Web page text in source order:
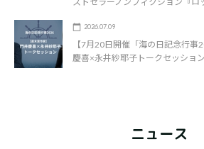
2026.07.09
【7月20日開催「海の日記念行
慶喜×永井紗耶子トークセッション
ニュース